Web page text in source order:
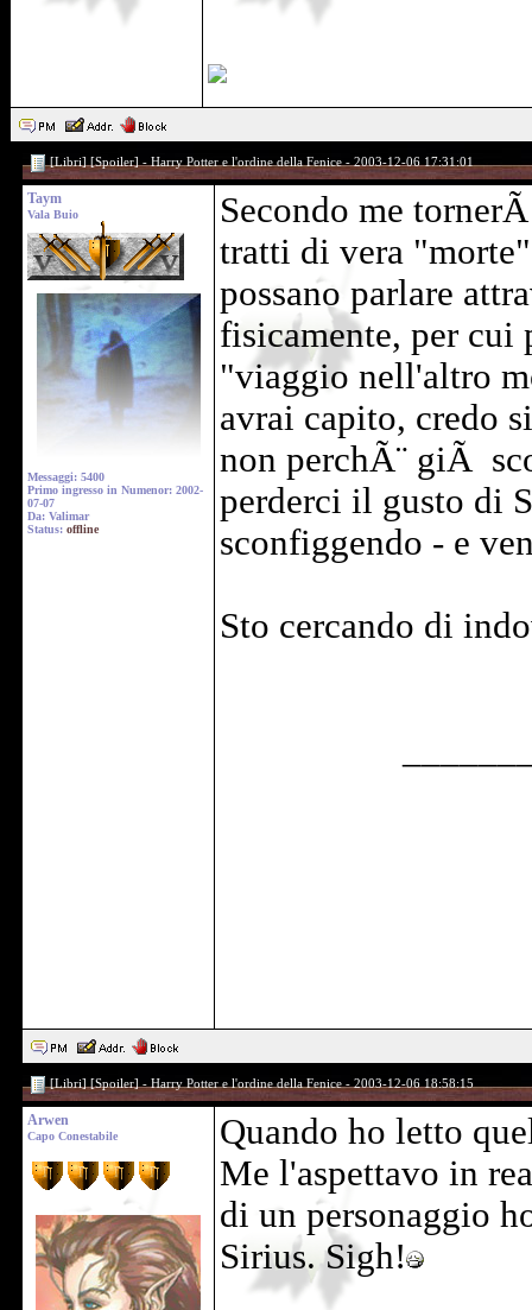
[Libri] [Spoiler] - Harry Potter e l'ordine della Fenice - 2003-12-06 17:31:01
Taym
Vala Buio
Messaggi: 5400
Primo ingresso in Numenor: 2002-
07-07
Da: Valimar
Status: offline
Secondo me
tratti di vera
possano parlare
fisicamente, per cui
"viaggio nell'altro
avrai capito, credo
non perchÃ¨ giÃ
perderci il gusto di
sconfiggendo - e
Sto cercando di
[Libri] [Spoiler] - Harry Potter e l'ordine della Fenice - 2003-12-06 18:58:15
Arwen
Capo Conestabile
Quando ho letto
Me l'aspettavo in
di un personaggio
Sirius. Sigh!